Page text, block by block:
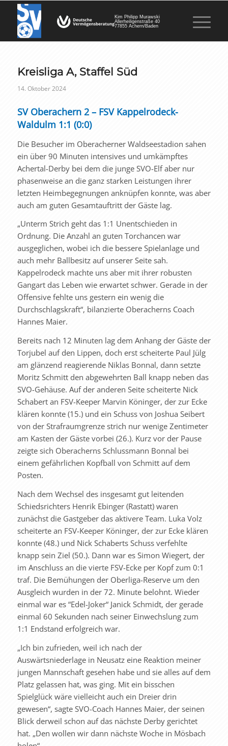
Kim Philipp Murawski
Allerheiligenstraße 40
77855 Achern/Baden
Kreisliga A, Staffel Süd
14. Oktober 2024
SV Oberachern 2 – FSV Kappelrodeck-
Waldulm 1:1 (0:0)
Die Besucher im Oberacherner Waldseestadion sahen
ein über 90 Minuten intensives und umkämpftes
Achertal-Derby bei dem die junge SVO-Elf aber nur
phasenweise an die ganz starken Leistungen ihrer
letzten Heimbegegnungen anknüpfen konnte, was aber
auch am guten Gesamtauftritt der Gäste lag.
„Unterm Strich geht das 1:1 Unentschieden in
Ordnung. Die Anzahl an guten Torchancen war
ausgeglichen, wobei ich die bessere Spielanlage und
auch mehr Ballbesitz auf unserer Seite sah.
Kappelrodeck machte uns aber mit ihrer robusten
Gangart das Leben wie erwartet schwer. Gerade in der
Offensive fehlte uns gestern ein wenig die
Durchschlagskraft“, bilanzierte Oberacherns Coach
Hannes Maier.
Bereits nach 12 Minuten lag dem Anhang der Gäste der
Torjubel auf den Lippen, doch erst scheiterte Paul Jülg
am glänzend reagierende Niklas Bonnal, dann setzte
Moritz Schmitt den abgewehrten Ball knapp neben das
SVO-Gehäuse. Auf der anderen Seite scheiterte Nick
Schabert an FSV-Keeper Marvin Köninger, der zur Ecke
klären konnte (15.) und ein Schuss von Joshua Seibert
von der Strafraumgrenze strich nur wenige Zentimeter
am Kasten der Gäste vorbei (26.). Kurz vor der Pause
zeigte sich Oberacherns Schlussmann Bonnal bei
einem gefährlichen Kopfball von Schmitt auf dem
Posten.
Nach dem Wechsel des insgesamt gut leitenden
Schiedsrichters Henrik Ebinger (Rastatt) waren
zunächst die Gastgeber das aktivere Team. Luka Volz
scheiterte an FSV-Keeper Köninger, der zur Ecke klären
konnte (48.) und Nick Schaberts Schuss verfehlte
knapp sein Ziel (50.). Dann war es Simon Wiegert, der
im Anschluss an die vierte FSV-Ecke per Kopf zum 0:1
traf. Die Bemühungen der Oberliga-Reserve um den
Ausgleich wurden in der 72. Minute belohnt. Wieder
einmal war es “Edel-Joker“ Janick Schmidt, der gerade
einmal 60 Sekunden nach seiner Einwechslung zum
1:1 Endstand erfolgreich war.
„Ich bin zufrieden, weil ich nach der
Auswärtsniederlage in Neusatz eine Reaktion meiner
jungen Mannschaft gesehen habe und sie alles auf dem
Platz gelassen hat, was ging. Mit ein bisschen
Spielglück wäre vielleicht auch ein Dreier drin
gewesen“, sagte SVO-Coach Hannes Maier, der seinen
Blick derweil schon auf das nächste Derby gerichtet
hat. „Den wollen wir dann nächste Woche in Mösbach